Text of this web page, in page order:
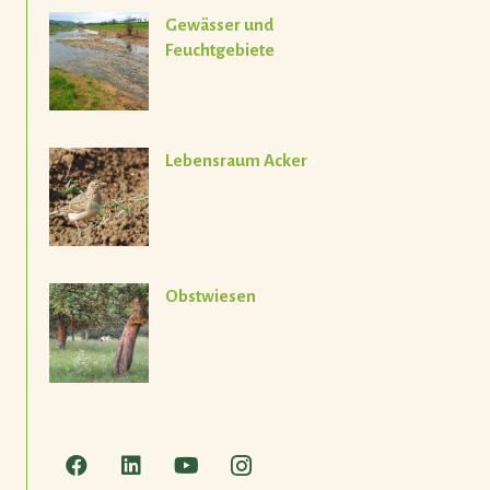
Gewässer und
Feuchtgebiete
Lebensraum Acker
Obstwiesen